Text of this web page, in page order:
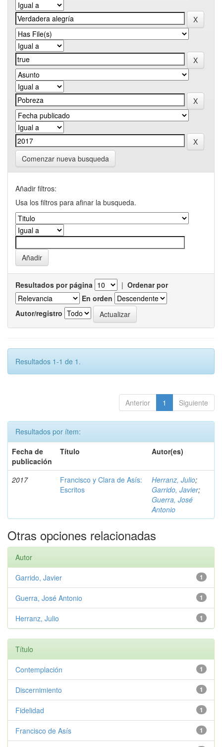
Comenzar nueva busqueda
Añadir filtros:
Usa los filtros para afinar la busqueda.
Resultados por página | Ordenar por
En orden
Autor/registro
Resultados 1-1 de 1.
Anterior 1 Siguiente
Resultados por ítem:
Fecha de
publicación
Título Autor(es)
2017
Francisco y Clara de Asís:
Escritos
Herranz, Julio;
Garrido, Javier;
Guerra, José
Antonio
Otras opciones relacionadas
Autor
1
Garrido, Javier
1
Guerra, José Antonio
1
Herranz, Julio
Título
1
Contemplación
1
Discernimiento
1
Fidelidad
1
Francisco de Asís